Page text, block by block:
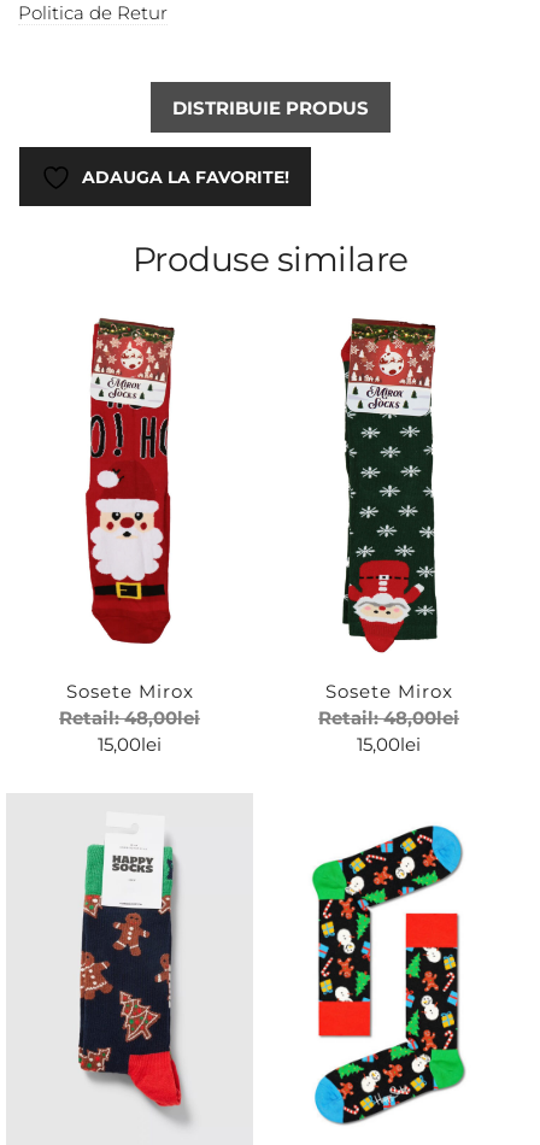
Politica de Retur
DISTRIBUIE PRODUS
ADAUGA LA FAVORITE!
Produse similare
Sosete Mirox
Retail:48,00lei
15,00lei
Sosete Mirox
Retail:48,00lei
15,00lei